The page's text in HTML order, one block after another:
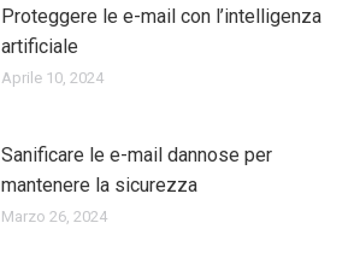
Proteggere le e-mail con l’intelligenza
artificiale
Aprile 10, 2024
Sanificare le e-mail dannose per
mantenere la sicurezza
Marzo 26, 2024